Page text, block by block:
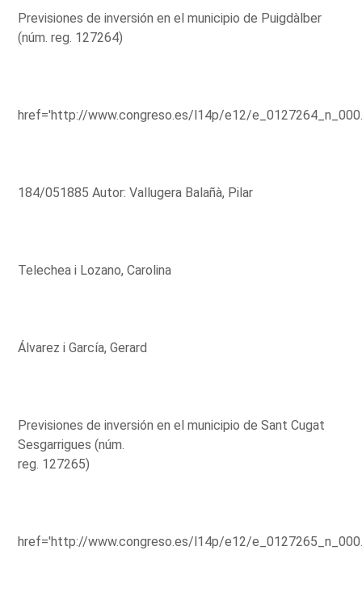
Previsiones de inversión en el municipio de Puigdàlber
(núm. reg. 127264)
href='http://www.congreso.es/l14p/e12/
184/051885 Autor: Vallugera Balañà, Pilar
Telechea i Lozano, Carolina
Álvarez i García, Gerard
Previsiones de inversión en el municipio de Sant Cugat
Sesgarrigues (núm.
reg. 127265)
href='http://www.congreso.es/l14p/e12/